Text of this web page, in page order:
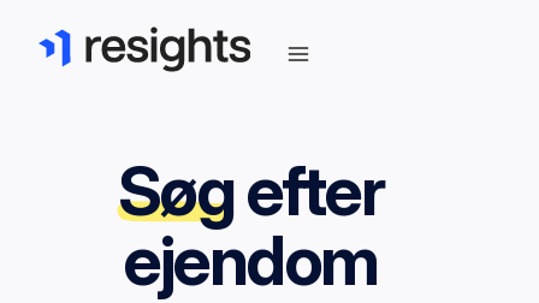
Søgefter
ejendom